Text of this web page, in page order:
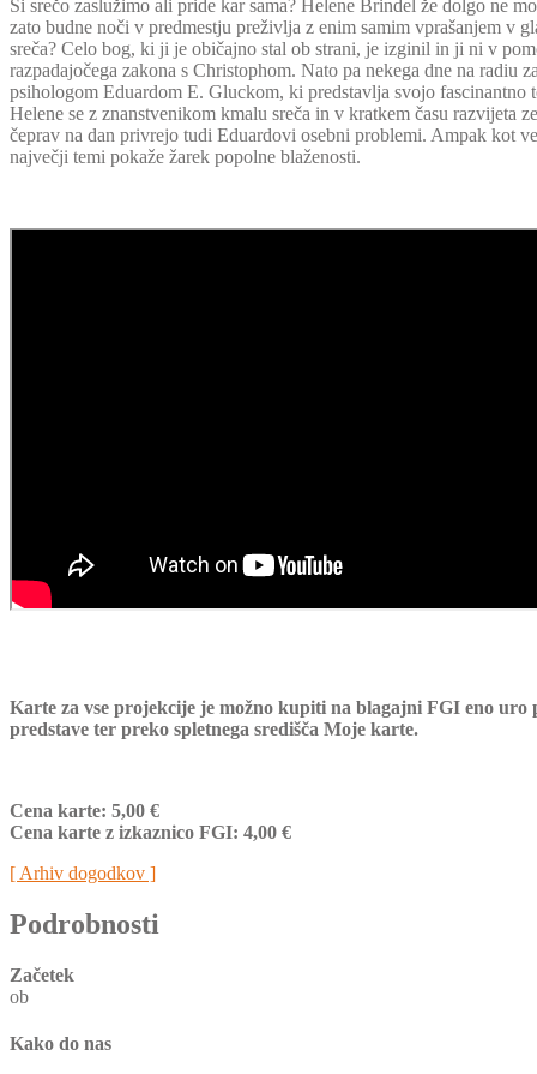
Si srečo zaslužimo ali pride kar sama? Helene Brindel že dolgo ne
zato budne noči v predmestju preživlja z enim samim vprašanjem v
sreča? Celo bog, ki ji je običajno stal ob strani, je izginil in ji ni v
razpadajočega zakona s Christophom. Nato pa nekega dne na radiu
psihologom Eduardom E. Gluckom, ki predstavlja svojo fascinantno
Helene se z znanstvenikom kmalu sreča in v kratkem času razvijeta
čeprav na dan privrejo tudi Eduardovi osebni problemi. Ampak kot
največji temi pokaže žarek popolne blaženosti.
Karte za vse projekcije je možno kupiti na blagajni FGI eno uro
predstave ter preko spletnega središča Moje karte.
Cena karte: 5,00 €
Cena karte z izkaznico FGI: 4,00 €
[ Arhiv dogodkov ]
Podrobnosti
Začetek
ob
Kako do nas